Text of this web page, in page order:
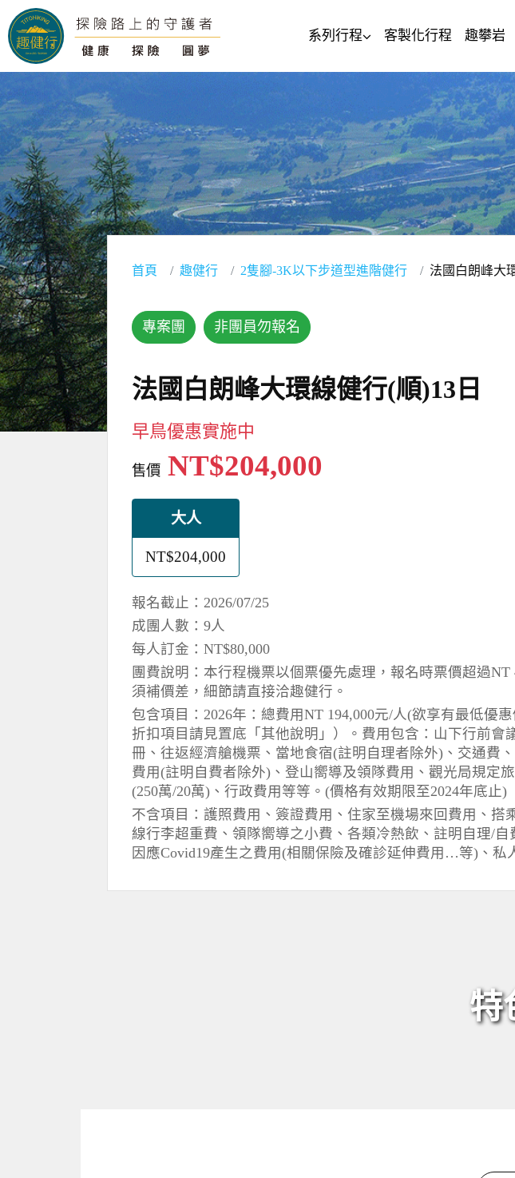
系列行程 客製化行程 趣攀岩
首頁 趣健行 2隻腳-3K以下步道型進階健行 法國白朗峰大
專案團 非團員勿報名
法國白朗峰大環線健行(順)13日
早鳥優惠實施中
售價 NT$204,000
大人
NT$204,000
報名截止：2026/07/25
成團人數：9人
每人訂金：NT$80,000
團費說明：本行程機票以個票優先處理，報名時票價超過NT
須補價差，細節請直接洽趣健行。
包含項目：2026年：總費用NT 194,000元/人(欲享有最低優
折扣項目請見置底「其他說明」）。費用包含：山下行前會
冊、往返經濟艙機票、當地食宿(註明自理者除外)、交通費
費用(註明自費者除外)、登山嚮導及領隊費用、觀光局規定
(250萬/20萬)、行政費用等等。(價格有效期限至2024年底止)
不含項目：護照費用、簽證費用、住家至機場來回費用、搭
線行李超重費、領隊嚮導之小費、各類冷熱飲、註明自理/自
因應Covid19產生之費用(相關保險及確診延伸費用…等)、私
特